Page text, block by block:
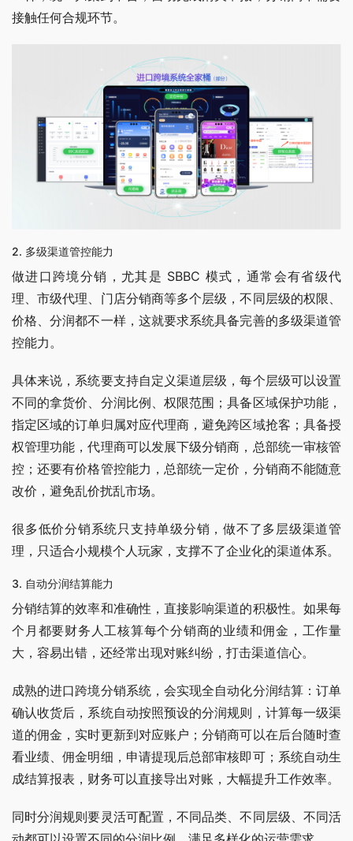
接触任何合规环节。
2. 多级渠道管控能力
做进口跨境分销，尤其是 SBBC 模式，通常会有省级代
理、市级代理、门店分销商等多个层级，不同层级的权限、
价格、分润都不一样，这就要求系统具备完善的多级渠道管
控能力。
具体来说，系统要支持自定义渠道层级，每个层级可以设置
不同的拿货价、分润比例、权限范围；具备区域保护功能，
指定区域的订单归属对应代理商，避免跨区域抢客；具备授
权管理功能，代理商可以发展下级分销商，总部统一审核管
控；还要有价格管控能力，总部统一定价，分销商不能随意
改价，避免乱价扰乱市场。
很多低价分销系统只支持单级分销，做不了多层级渠道管
理，只适合小规模个人玩家，支撑不了企业化的渠道体系。
3. 自动分润结算能力
分销结算的效率和准确性，直接影响渠道的积极性。如果每
个月都要财务人工核算每个分销商的业绩和佣金，工作量
大，容易出错，还经常出现对账纠纷，打击渠道信心。
成熟的进口跨境分销系统，会实现全自动化分润结算：订单
确认收货后，系统自动按照预设的分润规则，计算每一级渠
道的佣金，实时更新到对应账户；分销商可以在后台随时查
看业绩、佣金明细，申请提现后总部审核即可；系统自动生
成结算报表，财务可以直接导出对账，大幅提升工作效率。
同时分润规则要灵活可配置，不同品类、不同层级、不同活